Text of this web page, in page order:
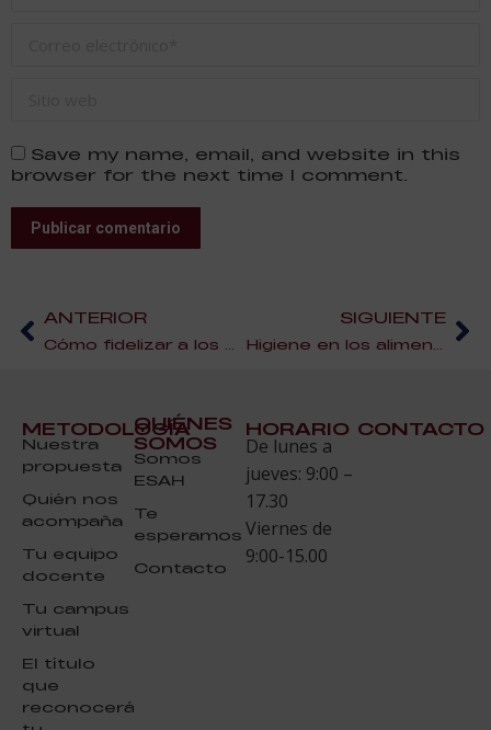
Save my name, email, and website in this
browser for the next time I comment.
Publicar comentario
ANTERIOR SIGUIENTE
METODOLOGÍA
Nuestra
propuesta
Quién nos
acompaña
Tu equipo
docente
Tu campus
virtual
El título
que
reconocerá
QUIÉNES
SOMOS
Somos
ESAH
Te
esperamos
Contacto
HORARIO
De lunes a
jueves: 9:00 –
17.30
Viernes de
9:00-15.00
CONTACTO